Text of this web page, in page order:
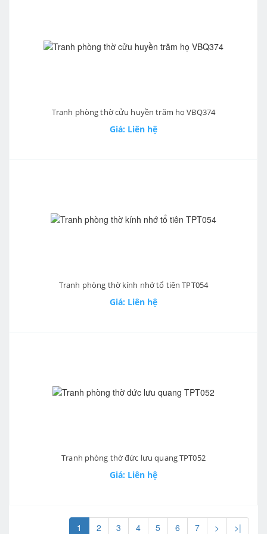
Tranh phòng thờ cửu huyền trăm họ VBQ374
Giá: Liên hệ
Tranh phòng thờ kính nhớ tổ tiên TPT054
Giá: Liên hệ
Tranh phòng thờ đức lưu quang TPT052
Giá: Liên hệ
1 2 3 4 5 6 7 > >|